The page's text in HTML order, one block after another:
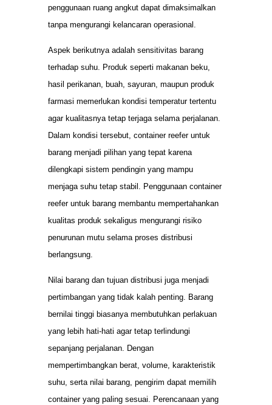
penggunaan ruang angkut dapat dimaksimalkan
tanpa mengurangi kelancaran operasional.
Aspek berikutnya adalah sensitivitas barang
terhadap suhu. Produk seperti makanan beku,
hasil perikanan, buah, sayuran, maupun produk
farmasi memerlukan kondisi temperatur tertentu
agar kualitasnya tetap terjaga selama perjalanan.
Dalam kondisi tersebut, container reefer untuk
barang menjadi pilihan yang tepat karena
dilengkapi sistem pendingin yang mampu
menjaga suhu tetap stabil. Penggunaan container
reefer untuk barang membantu mempertahankan
kualitas produk sekaligus mengurangi risiko
penurunan mutu selama proses distribusi
berlangsung.
Nilai barang dan tujuan distribusi juga menjadi
pertimbangan yang tidak kalah penting. Barang
bernilai tinggi biasanya membutuhkan perlakuan
yang lebih hati-hati agar tetap terlindungi
sepanjang perjalanan. Dengan
mempertimbangkan berat, volume, karakteristik
suhu, serta nilai barang, pengirim dapat memilih
container yang paling sesuai. Perencanaan yang